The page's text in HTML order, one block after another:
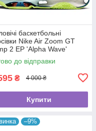
баскетбольні
Nike Air Zoom GT
2 EP 'Alpha Wave'
до відправки
₴ 4 000 ₴
Купити
–9%